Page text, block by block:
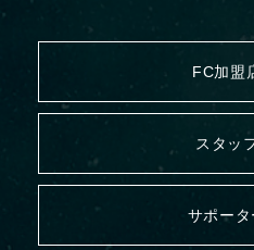
FC加盟
スタッ
サポー